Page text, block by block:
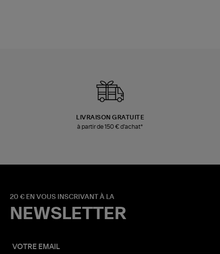
LIVRAISON GRATUITE
à partir de 150 € d'achat*
20 € EN VOUS INSCRIVANT À LA
NEWSLETTER